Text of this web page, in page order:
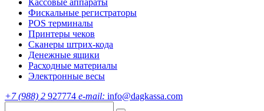
Кассовые аппараты
Фискальные регистраторы
POS терминалы
Принтеры чеков
Сканеры штрих-кода
Денежные ящики
Расходные материалы
Электронные весы
+7 (988) 2 927774 e-mail: info@dagkassa.com